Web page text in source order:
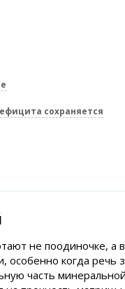
сохраняется
не поодиночке, а
особенно когда речь
часть